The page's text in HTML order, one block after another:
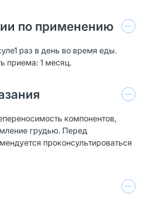
по применению
раз в день во время еды.
приема: 1 месяц.
компонентов,
грудью. Перед
проконсультироваться